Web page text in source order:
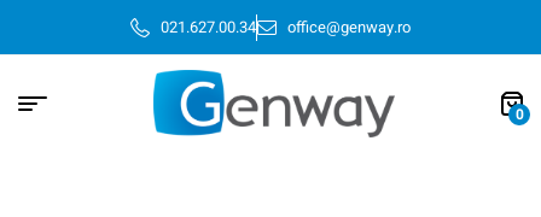
021.627.00.34 office@genway.ro
0